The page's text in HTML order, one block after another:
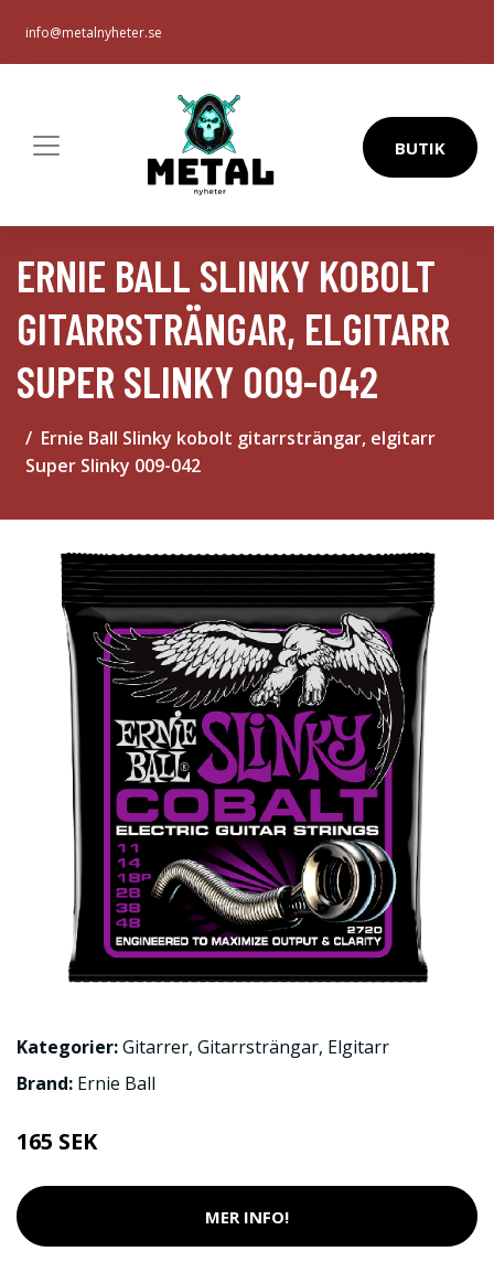
info@metalnyheter.se
BUTIK
ERNIE BALL SLINKY KOBOLT
GITARRSTRÄNGAR, ELGITARR
SUPER SLINKY 009-042
Ernie Ball Slinky kobolt gitarrsträngar, elgitarr
Super Slinky 009-042
Kategorier:Gitarrer, Gitarrsträngar, Elgitarr
Brand: Ernie Ball
165 SEK
MER INFO!